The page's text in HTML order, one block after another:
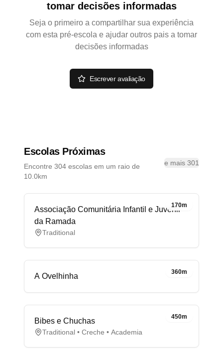
tomar decisões informadas
Seja o primeiro a compartilhar sua experiência
com esta pré-escola e ajudar outros pais a tomar
decisões informadas
Escrever avaliação
Escolas Próximas
Encontre 304 escolas em um raio de
10.0km
e mais 301
170m
Associação Comunitária Infantil e Juvenil
da Ramada
Traditional
360m
A Ovelhinha
450m
Bibes e Chuchas
Traditional • Creche • Academia